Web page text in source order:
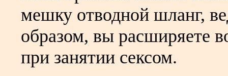
мешку отводной шланг,
образом, вы расширяете
при занятии сексом.